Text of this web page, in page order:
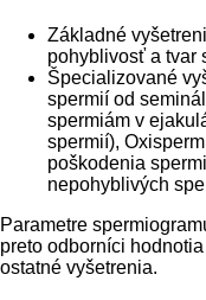
Základné
pohyblivosť a tvar
Špecializované
spermií od
spermiám v
spermií),
poškodenia
nepohyblivých
Parametre
preto odborníci
ostatné vyšetrenia.